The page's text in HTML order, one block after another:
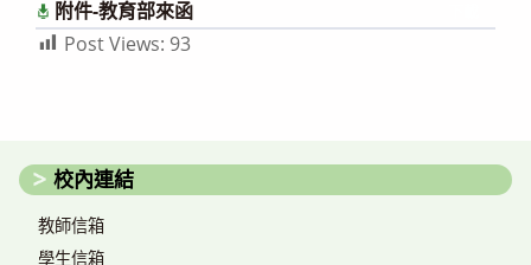
附件-教育部來函
Post Views: 93
校內連結
教師信箱
學生信箱